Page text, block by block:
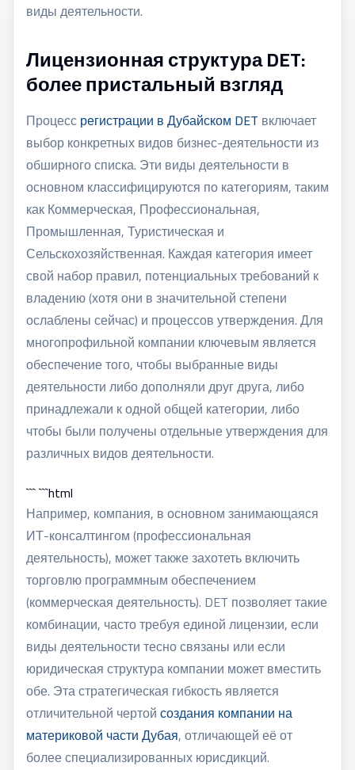
виды деятельности.
Лицензионная структура DET:
более пристальный взгляд
Процессрегистрации в Дубайском DET включает
выбор конкретных видов бизнес-деятельности из
обширного списка. Эти виды деятельности в
основном классифицируются по категориям, таким
как Коммерческая, Профессиональная,
Промышленная, Туристическая и
Сельскохозяйственная. Каждая категория имеет
свой набор правил, потенциальных требований к
владению (хотя они в значительной степени
ослаблены сейчас) и процессов утверждения. Для
многопрофильной компании ключевым является
обеспечение того, чтобы выбранные виды
деятельности либо дополняли друг друга, либо
принадлежали к одной общей категории, либо
чтобы были получены отдельные утверждения для
различных видов деятельности.
``` ```html
Например, компания, в основном занимающаяся
ИТ-консалтингом (профессиональная
деятельность), может также захотеть включить
торговлю программным обеспечением
(коммерческая деятельность). DET позволяет такие
комбинации, часто требуя единой лицензии, если
виды деятельности тесно связаны или если
юридическая структура компании может вместить
обе. Эта стратегическая гибкость является
отличительной чертойсоздания компании на
материковой части Дубая, отличающей её от
более специализированных юрисдикций.